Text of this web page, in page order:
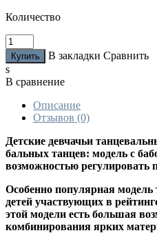
Количество
В закладки Сравнить
s
В сравнение
Описание
Отзывов (0)
Детские девчачьи
бальных танцев: модель с
возможностью регулировать
Особенно популярная
детей участвующих в
этой модели есть большая
комбинирования ярких